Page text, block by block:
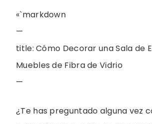
«`markdown
—
title: Cómo Decorar una Sala de
Muebles de Fibra de Vidrio
—
¿Te has preguntado alguna vez